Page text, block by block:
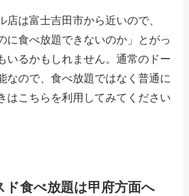
店は富士吉田市から近いので、
に食べ放題できないのか」とがっ
いるかもしれません。通常のドー
なので、食べ放題ではなく普通に
はこちらを利用してみてください
ド食べ放題は甲府方面へ